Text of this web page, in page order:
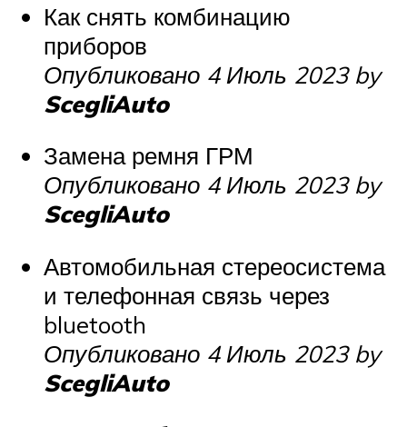
Как снять комбинацию
приборов
Опубликовано 4 Июль 2023 by
ScegliAuto
Замена ремня ГРМ
Опубликовано 4 Июль 2023 by
ScegliAuto
Автомобильная стереосистема
и телефонная связь через
bluetooth
Опубликовано 4 Июль 2023 by
ScegliAuto